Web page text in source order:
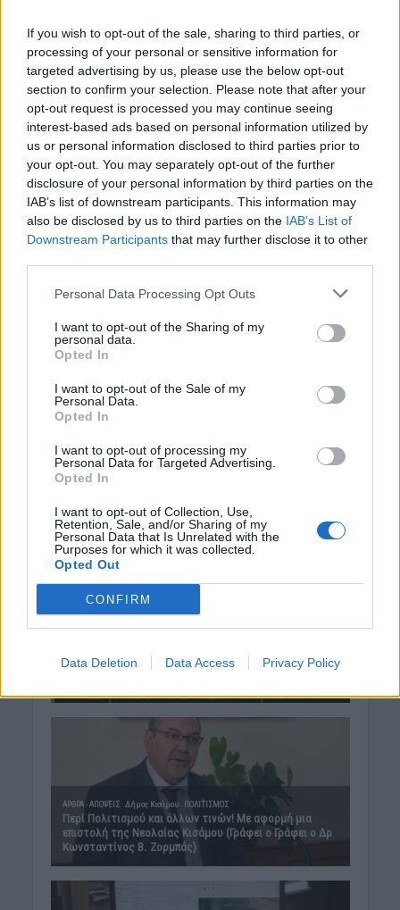
If you wish to opt-out of the sale, sharing to third parties, or
processing of your personal or sensitive information for
targeted advertising by us, please use the below opt-out
section to confirm your selection. Please note that after your
opt-out request is processed you may continue seeing
interest-based ads based on personal information utilized by
us or personal information disclosed to third parties prior to
your opt-out. You may separately opt-out of the further
disclosure of your personal information by third parties on the
IAB’s list of downstream participants. This information may
also be disclosed by us to third parties on the IAB’s List of
Downstream Participants that may further disclose it to other
Personal Data Processing Opt Outs
I want to opt-out of the Sharing of my
personal data.
Opted In
I want to opt-out of the Sale of my
Personal Data.
Opted In
I want to opt-out of processing my
Personal Data for Targeted Advertising.
Opted In
I want to opt-out of Collection, Use,
Retention, Sale, and/or Sharing of my
Personal Data that Is Unrelated with the
Purposes for which it was collected.
Opted Out
CONFIRM
Data Deletion Data Access Privacy Policy
Δημοφιλή αυτή την εβδομάδα